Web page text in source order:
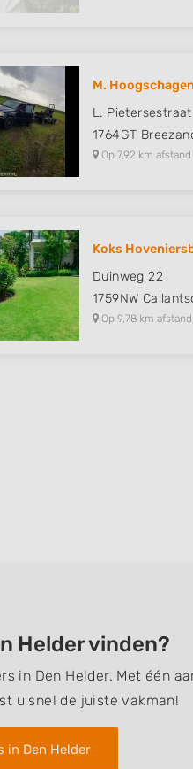
M.
L.
1764GT
Op 7,92 km afstand
Koks
Duinweg 22
1759NW
Op 9,78 km afstand
Helder vinden?
in Den Helder. Met één
u snel de juiste vakman!
in Den Helder